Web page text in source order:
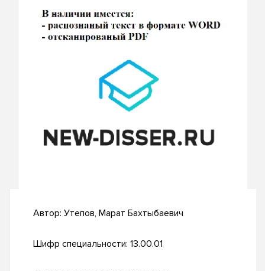
Автор: Утепов, Марат Бахтыбаевич
Шифр специальности: 13.00.01